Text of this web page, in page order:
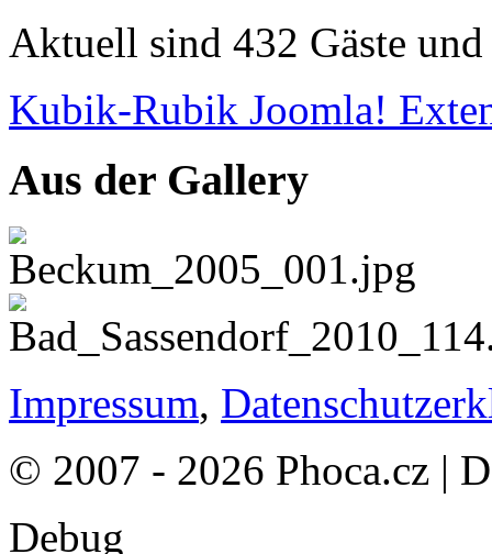
Aktuell sind 432 Gäste
Kubik-Rubik Joomla!
Aus der Gallery
Impressum,
© 2007 - 2026 Phoca.cz |
Debug